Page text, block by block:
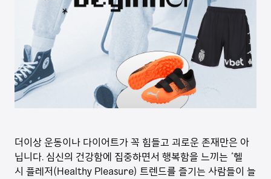
더이상 운동이나 다이어트가 꼭 힘들고 괴로운 존재만은 아
닙니다. 심신의 건강함에 집중하면서 행복함을 느끼는 ‘헬
시 플레저(Healthy Pleasure) 트렌드를 즐기는 사람들이 늘